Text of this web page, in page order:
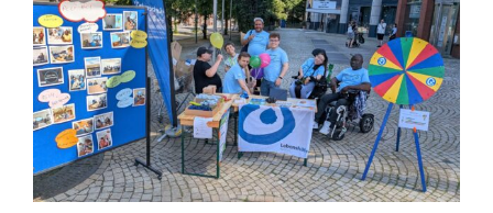
grösseres
Bild